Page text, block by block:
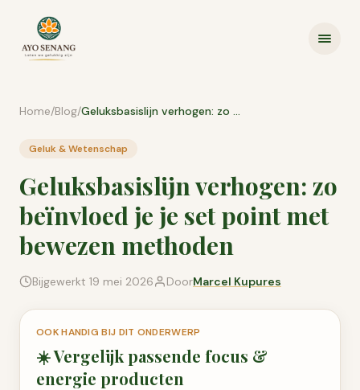
Home/Blog/ Geluksbasislijn verhogen: zo beïnvloed je je set point met bewezen methoden
Geluk & Wetenschap
Geluksbasislijn verhogen: zo
beïnvloed je je set point met
bewezen methoden
Bijgewerkt 19 mei 2026 DoorMarcel Kupures
OOK HANDIG BIJ DIT ONDERWERP
☀️Vergelijk passende focus &
energie producten